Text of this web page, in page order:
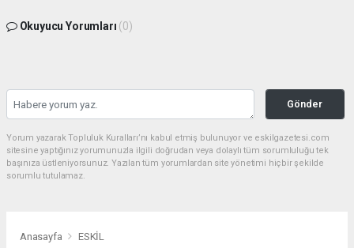
Okuyucu Yorumları (0)
Gönder
Yorum yazarak Topluluk Kuralları’nı kabul etmiş bulunuyor ve eskilgazetesi.com
sitesine yaptığınız yorumunuzla ilgili doğrudan veya dolaylı tüm sorumluluğu tek
başınıza üstleniyorsunuz. Yazılan tüm yorumlardan site yönetimi hiçbir şekilde
sorumlu tutulamaz.
Anasayfa ESKİL